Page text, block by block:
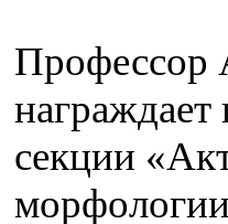
Профессор
награждает
секции